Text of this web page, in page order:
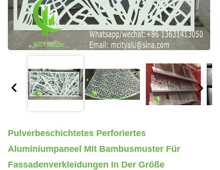
Pulverbeschichtetes Perforiertes
Aluminiumpaneel Mit Bambusmuster Für
Fassadenverkleidungen In Der Größe